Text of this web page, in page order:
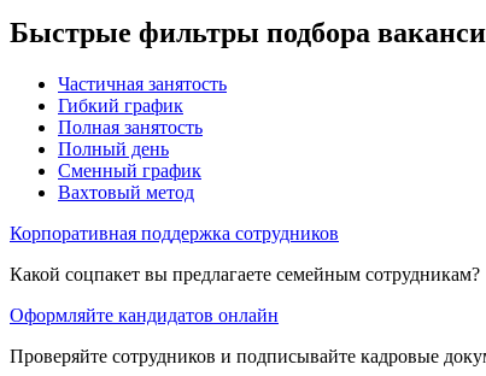
Быстрые фильтры подбора
Частичная занятость
Гибкий график
Полная занятость
Полный день
Сменный график
Вахтовый метод
Корпоративная поддержка сотрудников
Какой соцпакет вы предлагаете семейным сотрудникам?
Оформляйте кандидатов онлайн
Проверяйте сотрудников и подписывайте кадровые